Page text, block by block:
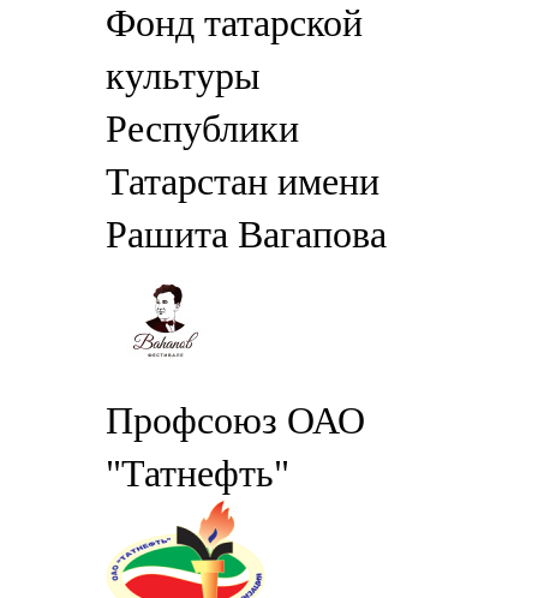
Фонд татарской
культуры
Республики
Татарстан имени
Рашита Вагапова
Профсоюз ОАО
"Татнефть"